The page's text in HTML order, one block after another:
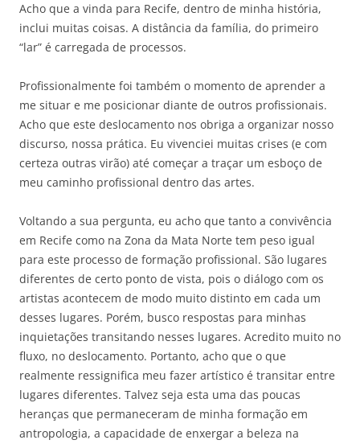
Acho que a vinda para Recife, dentro de minha história,
inclui muitas coisas. A distância da família, do primeiro
“lar” é carregada de processos.
Profissionalmente foi também o momento de aprender a
me situar e me posicionar diante de outros profissionais.
Acho que este deslocamento nos obriga a organizar nosso
discurso, nossa prática. Eu vivenciei muitas crises (e com
certeza outras virão) até começar a traçar um esboço de
meu caminho profissional dentro das artes.
Voltando a sua pergunta, eu acho que tanto a convivência
em Recife como na Zona da Mata Norte tem peso igual
para este processo de formação profissional. São lugares
diferentes de certo ponto de vista, pois o diálogo com os
artistas acontecem de modo muito distinto em cada um
desses lugares. Porém, busco respostas para minhas
inquietações transitando nesses lugares. Acredito muito no
fluxo, no deslocamento. Portanto, acho que o que
realmente ressignifica meu fazer artístico é transitar entre
lugares diferentes. Talvez seja esta uma das poucas
heranças que permaneceram de minha formação em
antropologia, a capacidade de enxergar a beleza na